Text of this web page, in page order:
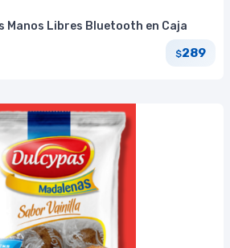
Manos Libres Bluetooth en Caja
$289